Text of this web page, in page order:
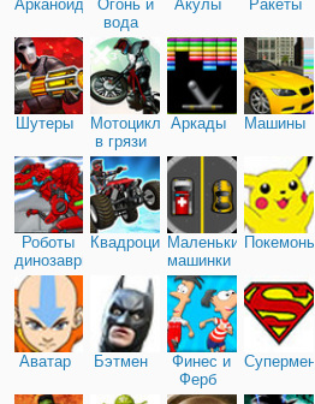
Арканоид
Огонь и
вода
Акулы Ракеты
Шутеры
Мотоциклы
в грязи
Аркады Машины
Роботы
динозавры
КвадроциклыМаленькие
машинки
Покемоны
Аватар Бэтмен
Финес и
Ферб
Супермен